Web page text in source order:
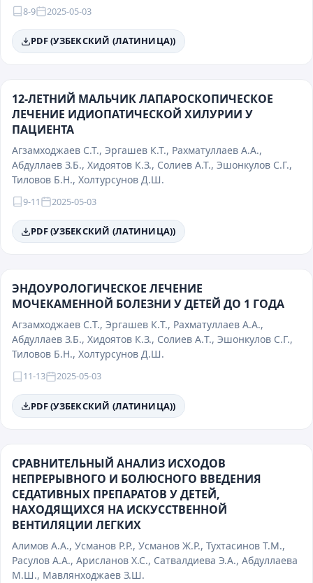
8-9 2025-05-03
PDF (УЗБЕКСКИЙ (ЛАТИНИЦА))
12-ЛЕТНИЙ МАЛЬЧИК ЛАПАРОСКОПИЧЕСКОЕ
ЛЕЧЕНИЕ ИДИОПАТИЧЕСКОЙ ХИЛУРИИ У
ПАЦИЕНТА
Агзамходжаев С.Т., Эргашев К.Т., Рахматуллаев А.А.,
Абдуллаев З.Б., Хидоятов К.З., Солиев А.Т., Эшонкулов С.Г.,
Тиловов Б.Н., Холтурсунов Д.Ш.
9-11 2025-05-03
PDF (УЗБЕКСКИЙ (ЛАТИНИЦА))
ЭНДОУРОЛОГИЧЕСКОЕ ЛЕЧЕНИЕ
МОЧЕКАМЕННОЙ БОЛЕЗНИ У ДЕТЕЙ ДО 1 ГОДА
Агзамходжаев С.T., Эргашев К.T., Рахматуллаев А.A.,
Абдуллаев З.Б., Хидоятов К.З., Солиев А.T., Эшонкулов С.Г.,
Тиловов Б.Н., Холтурсунов Д.Ш.
11-13 2025-05-03
PDF (УЗБЕКСКИЙ (ЛАТИНИЦА))
СРАВНИТЕЛЬНЫЙ АНАЛИЗ ИСХОДОВ
НЕПРЕРЫВНОГО И БОЛЮСНОГО ВВЕДЕНИЯ
СЕДАТИВНЫХ ПРЕПАРАТОВ У ДЕТЕЙ,
НАХОДЯЩИХСЯ НА ИСКУССТВЕННОЙ
ВЕНТИЛЯЦИИ ЛЕГКИХ
Алимов А.А., Усманов Р.Р., Усманов Ж.Р., Тухтасинов Т.М.,
Расулов А.А., Арисланов Х.С., Сатвалдиева Э.А., Абдуллаева
М.Ш., Мавлянходжаев З.Ш.